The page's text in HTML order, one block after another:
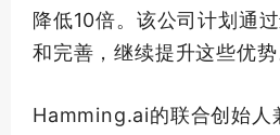
降低10倍。该公司计划通
和完善，继续提升这些优势
Hamming.ai的联合创始人